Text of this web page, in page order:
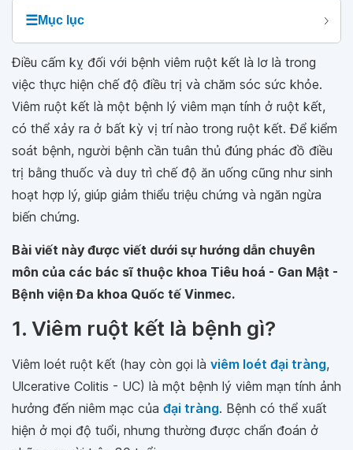
☰Mục lục
Điều cấm kỵ đối với bệnh viêm ruột kết là lơ là trong
việc thực hiện chế độ điều trị và chăm sóc sức khỏe.
Viêm ruột kết là một bệnh lý viêm mạn tính ở ruột kết,
có thể xảy ra ở bất kỳ vị trí nào trong ruột kết. Để kiểm
soát bệnh, người bệnh cần tuân thủ đúng phác đồ điều
trị bằng thuốc và duy trì chế độ ăn uống cũng như sinh
hoạt hợp lý, giúp giảm thiểu triệu chứng và ngăn ngừa
biến chứng.
Bài viết này được viết dưới sự hướng dẫn chuyên
môn của các bác sĩ thuộc khoa Tiêu hoá - Gan Mật -
Bệnh viện Đa khoa Quốc tế Vinmec.
1. Viêm ruột kết là bệnh gì?
Viêm loét ruột kết (hay còn gọi là viêm loét đại tràng,
Ulcerative Colitis - UC) là một bệnh lý viêm mạn tính ảnh
hưởng đến niêm mạc của đại tràng. Bệnh có thể xuất
hiện ở mọi độ tuổi, nhưng thường được chẩn đoán ở